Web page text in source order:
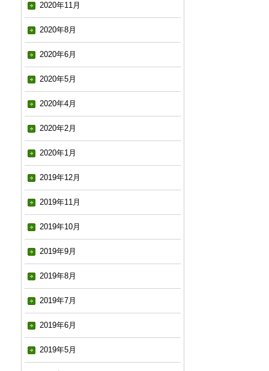
2020年11月
2020年8月
2020年6月
2020年5月
2020年4月
2020年2月
2020年1月
2019年12月
2019年11月
2019年10月
2019年9月
2019年8月
2019年7月
2019年6月
2019年5月